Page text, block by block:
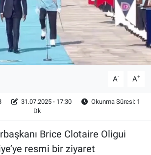
A- A+
31.07.2025 - 17:30
Okunma Süresi: 1
Dk
Brice Clotaire Oligui
resmi bir ziyaret